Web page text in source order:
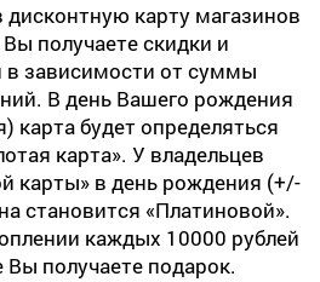
дисконтную карту магазинов
Вы получаете скидки и
в зависимости от суммы
В день Вашего рождения
карта будет определяться
карта». У владельцев
карты» в день рождения (+/-
становится «Платиновой».
каждых 10000 рублей
Вы получаете подарок.